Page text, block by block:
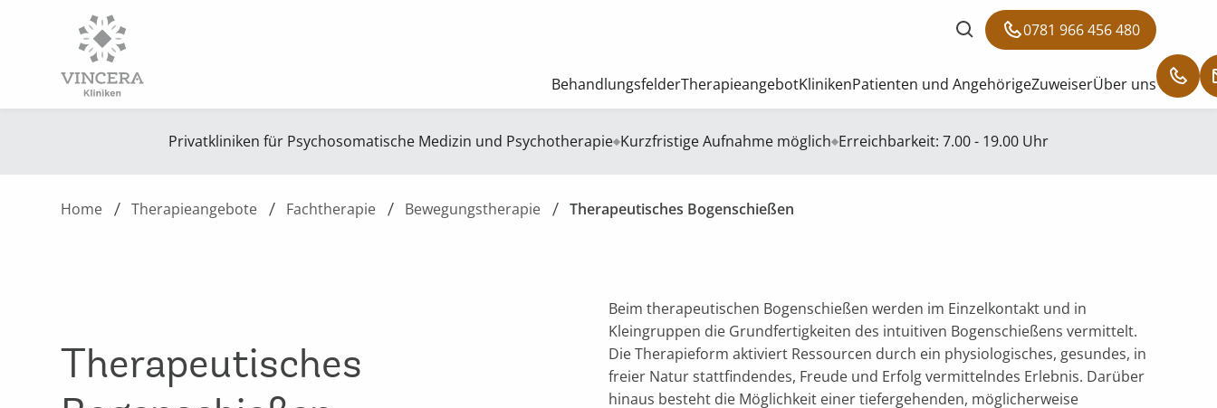
0781 966 456 480
BehandlungsfelderTherapieangebotKlinikenPatienten und AngehörigeZuweiserÜber uns
Privatkliniken für Psychosomatische Medizin und Psychotherapie Kurzfristige Aufnahme möglich Erreichbarkeit: 7.00 - 19.00 Uhr
Home Therapieangebote Fachtherapie Bewegungstherapie Therapeutisches Bogenschießen
Therapeutisches
Beim therapeutischen Bogenschießen werden im Einzelkontakt und in
Kleingruppen die Grundfertigkeiten des intuitiven Bogenschießens vermittelt.
Die Therapieform aktiviert Ressourcen durch ein physiologisches, gesundes, in
freier Natur stattfindendes, Freude und Erfolg vermittelndes Erlebnis. Darüber
hinaus besteht die Möglichkeit einer tiefergehenden, möglicherweise